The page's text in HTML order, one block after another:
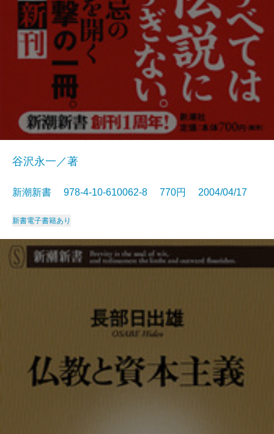
谷沢永一／著
新潮新書 978-4-10-610062-8 770円 2004/04/17
新書電子書籍あり